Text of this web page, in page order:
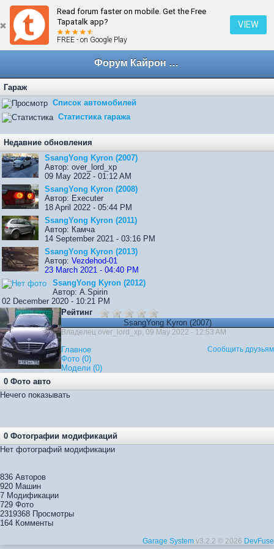
Read forum faster on mobile. Get the Free
Tapatalk app?
FREE - on Google Play
VIEW
← Просмотр Гаража
Форум Кайрон клана
Гараж
Список автомобилей
Статистика гаража
Недавние обновления
SsangYong Kyron (2007)
Автор: over_lord_xp
09 May 2022 - 01:12 AM
SsangYong Kyron (2008)
Автор: Executer
18 April 2022 - 05:44 PM
SsangYong Kyron (2011)
Автор: Камча
14 September 2021 - 03:16 PM
SsangYong Kyron (2013)
Автор: Vezdehod-01
23 March 2021 - 04:40 PM
SsangYong Kyron (2012)
Автор: A.Spirin
02 December 2020 - 10:21 PM
Рейтинг
SsangYong Kyron (2007)
Владелец over_lord_xp, 09 May 2022 - 12:53 AM
Сообщить друзьям
Главное
Фото (0)
Модели (0)
0 Фото авто
Нечего показывать
0 Фотографии модификаций
Нет фотографий модификации
836 Авторов
920 Машин
7 Модификации
729 Фото
2319368 Просмотры
164 Комменты
Garage System v3.2.2 © 2026 DevFuse